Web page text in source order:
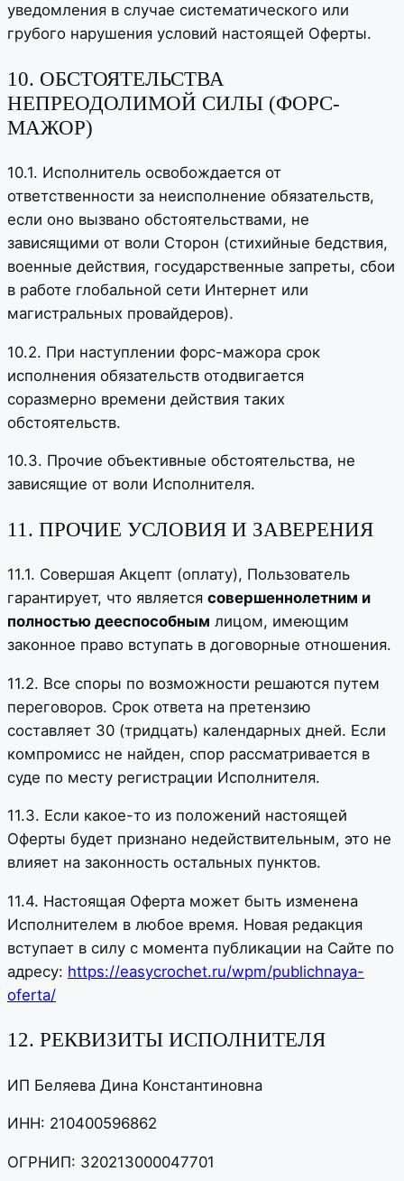
уведомления в случае систематического или
грубого нарушения условий настоящей Оферты.
10. ОБСТОЯТЕЛЬСТВА
НЕПРЕОДОЛИМОЙ СИЛЫ (ФОРС-
МАЖОР)
10.1. Исполнитель освобождается от
ответственности за неисполнение обязательств,
если оно вызвано обстоятельствами, не
зависящими от воли Сторон (стихийные бедствия,
военные действия, государственные запреты, сбои
в работе глобальной сети Интернет или
магистральных провайдеров).
10.2. При наступлении форс-мажора срок
исполнения обязательств отодвигается
соразмерно времени действия таких
обстоятельств.
10.3. Прочие объективные обстоятельства, не
зависящие от воли Исполнителя.
11. ПРОЧИЕ УСЛОВИЯ И ЗАВЕРЕНИЯ
11.1. Совершая Акцепт (оплату), Пользователь
гарантирует, что является совершеннолетним и
полностью дееспособным лицом, имеющим
законное право вступать в договорные отношения.
11.2. Все споры по возможности решаются путем
переговоров. Срок ответа на претензию
составляет 30 (тридцать) календарных дней. Если
компромисс не найден, спор рассматривается в
суде по месту регистрации Исполнителя.
11.3. Если какое-то из положений настоящей
Оферты будет признано недействительным, это не
влияет на законность остальных пунктов.
11.4. Настоящая Оферта может быть изменена
Исполнителем в любое время. Новая редакция
вступает в силу с момента публикации на Сайте по
адресу: https://easycrochet.ru/wpm/publichnaya-
oferta/
12. РЕКВИЗИТЫ ИСПОЛНИТЕЛЯ
ИП Беляева Дина Константиновна
ИНН: 210400596862
ОГРНИП: 320213000047701